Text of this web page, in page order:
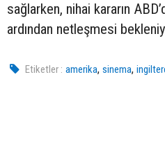
sağlarken, nihai kararın
ardından netleşmesi
Etiketler : amerika,sinema,